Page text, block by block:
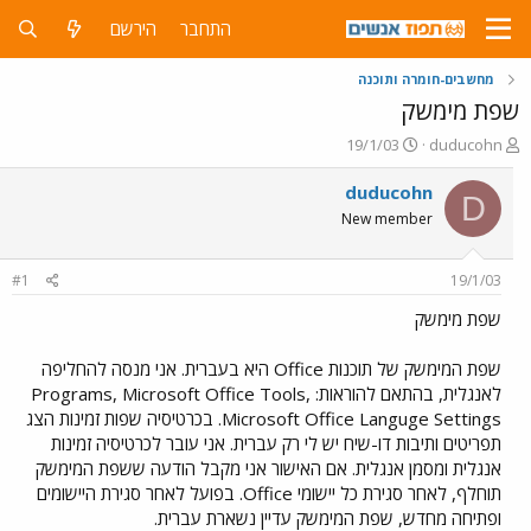
התחבר הירשם
מחשבים-חומרה ותוכנה
שפת מימשק
פ
ו
ת
ח
ה
ש
א
duducohn
פ
ו
ר
ם
19/1/03
D
duducohn
New member
19/1/03
#1
שפת מימשק
שפת המימשק של תוכנות Office היא בעברית. אני מנסה להחליפה
לאנגלית, בהתאם להוראות: Programs, Microsoft Office Tools,
Microsoft Office Languge Settings. בכרטיסיה שפות זמינות הצג
תפריטים ותיבות דו-שיח יש לי רק עברית. אני עובר לכרטיסיה זמינות
אנגלית ומסמן אנגלית. אם האישור אני מקבל הודעה ששפת המימשק
תוחלף, לאחר סגירת כל יישומי Office. בפועל לאחר סגירת היישומים
ופתיחה מחדש, שפת המימשק עדיין נשארת עברית.